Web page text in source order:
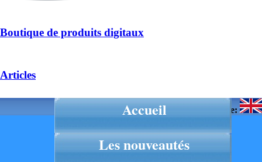
Boutique de produits digitaux
Articles
Langue:
Accueil
Les nouveautés